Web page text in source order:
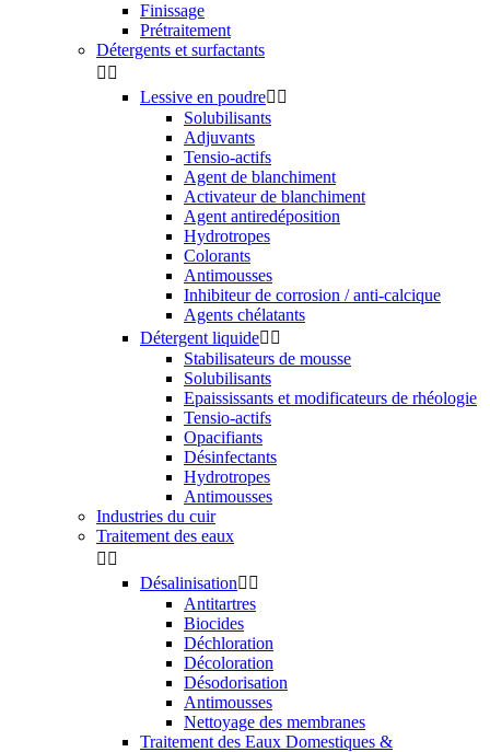
Finissage
Prétraitement
Détergents et surfactants
 
Lessive en poudre 
Solubilisants
Adjuvants
Tensio-actifs
Agent de blanchiment
Activateur de blanchiment
Agent antiredéposition
Hydrotropes
Colorants
Antimousses
Inhibiteur de corrosion / anti-calcique
Agents chélatants
Détergent liquide 
Stabilisateurs de mousse
Solubilisants
Epaississants et modificateurs de rhéologie
Tensio-actifs
Opacifiants
Désinfectants
Hydrotropes
Antimousses
Industries du cuir
Traitement des eaux
 
Désalinisation 
Antitartres
Biocides
Déchloration
Décoloration
Désodorisation
Antimousses
Nettoyage des membranes
Traitement des Eaux Domestiques &